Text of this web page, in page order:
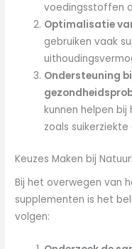
voedingsstoffen
Optimalisatie
gebruiken vaak
Ondersteuning
kunnen helpen
zoals
Keuzes Maken bij
Bij het overwegen van
supplementen is het
volgen: